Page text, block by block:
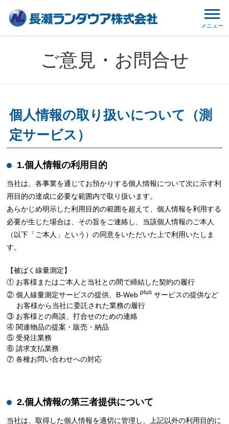
メニュー
ご意見・お問合せ
個人情報の取り扱いについて（測
定サービス）
1.個人情報の利用目的
当社は、各事業を通じてお預かりする個人情報について次に示す利
用目的の達成に必要な範囲内で取り扱います。
あらかじめ明示した利用目的の範囲を超えて、個人情報を利用する
必要が生じた場合は、その旨をご連絡し、当該個人情報のご本人
（以下「ご本人」という）の同意をいただいた上で利用いたしま
す。
【被ばく線量測定】
① お客様またはご本人と当社との間で締結した契約の履行
② 個人線量測定サービスの提供、B-Webplus サービスの提供など
お客様から当社に委託された業務の履行
③ お客様との商談、打合せのための連絡
④ 関連物品の提案・販売・納品
⑤ 受発注業務
⑥ 請求支払業務
⑦ 各種お問い合わせへの対応
2.個人情報の第三者提供について
当社は、取得した個人情報を適切に管理し、上記以外の利用目的に